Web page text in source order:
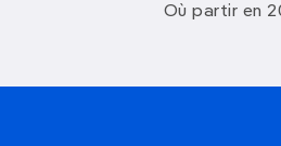
Où partir en